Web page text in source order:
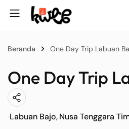
Beranda One Day Trip Labuan
One Day Trip
Labuan Bajo Nusa Tenggara